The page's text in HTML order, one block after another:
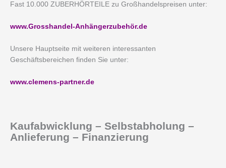
Fast 10.000 ZUBERHÖRTEILE zu Großhandelspreisen unter:
www.Grosshandel-Anhängerzubehör.de
Unsere Hauptseite mit weiteren interessanten
Geschäftsbereichen finden Sie unter:
www.clemens-partner.de
Kaufabwicklung – Selbstabholung –
Anlieferung – Finanzierung